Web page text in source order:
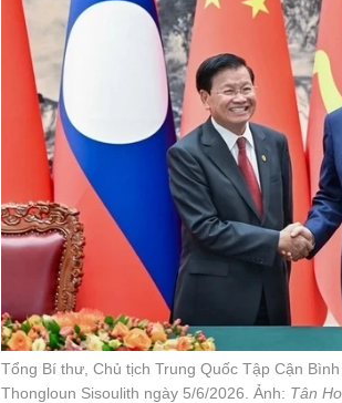
Tổng Bí thư, Chủ tịch Trung Quốc Tập Cận
Thongloun Sisoulith ngày 5/6/2026. Ảnh: Tân